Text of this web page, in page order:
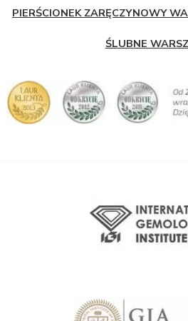
PIERŚCIONEK ZARĘCZYNOWY
ŚLUBNE